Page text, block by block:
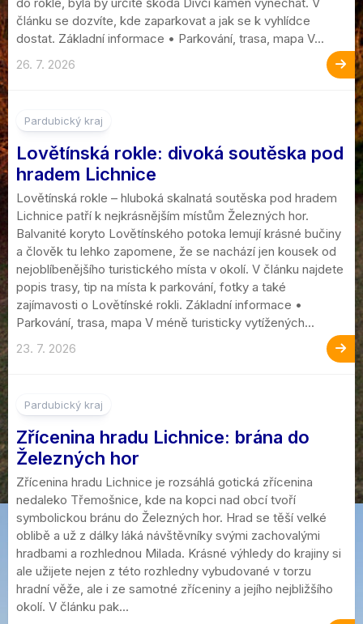
článku se dozvíte, kde zaparkovat a jak se k vyhlídce
dostat. Základní informace • Parkování, trasa, mapa V...
26. 7. 2026
Pardubický kraj
Lovětínská rokle: divoká soutěska pod
hradem Lichnice
Lovětínská rokle – hluboká skalnatá soutěska pod hradem
Lichnice patří k nejkrásnějším místům Železných hor.
Balvanité koryto Lovětínského potoka lemují krásné bučiny
a člověk tu lehko zapomene, že se nachází jen kousek od
nejoblíbenějšího turistického místa v okolí. V článku najdete
popis trasy, tip na místa k parkování, fotky a také
zajímavosti o Lovětínské rokli. Základní informace •
Parkování, trasa, mapa V méně turisticky vytížených...
23. 7. 2026
Pardubický kraj
Zřícenina hradu Lichnice: brána do
Železných hor
Zřícenina hradu Lichnice je rozsáhlá gotická zřícenina
nedaleko Třemošnice, kde na kopci nad obcí tvoří
symbolickou bránu do Železných hor. Hrad se těší velké
oblibě a už z dálky láká návštěvníky svými zachovalými
hradbami a rozhlednou Milada. Krásné výhledy do krajiny si
ale užijete nejen z této rozhledny vybudované v torzu
hradní věže, ale i ze samotné zříceniny a jejího nejbližšího
okolí. V článku pak...